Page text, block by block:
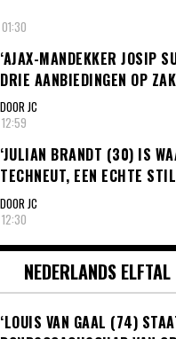
‘AJAX-MANDEKKER JOSIP
DRIE AANBIEDINGEN OP
DOOR JC
‘JULIAN BRANDT (30) IS
TECHNEUT, EEN ECHTE
DOOR JC
NEDERLANDS ELFTAL
‘LOUIS VAN GAAL (74)